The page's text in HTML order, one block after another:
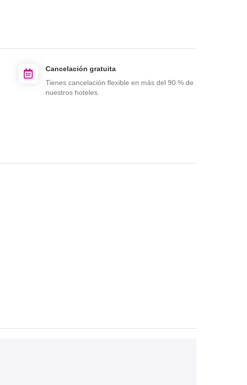
Cancelación gratuita
Tienes cancelación flexible en más del 90 % de
nuestros hoteles.